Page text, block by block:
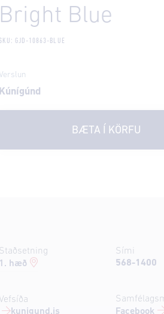
Bright Blue
SKU: GJD-10863-BLUE
Kúnígúnd
BÆTA Í KÖRFU
Staðsetning
1. hæð
Vefsíða
kunigund.is
Sími
568-1400
Facebook